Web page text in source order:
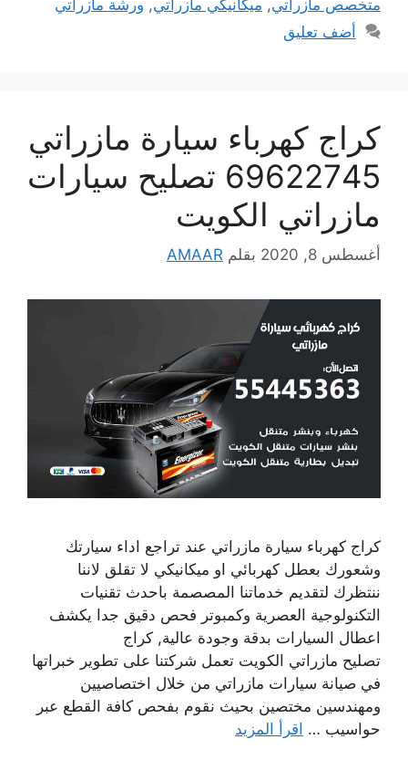
متخصص مازراتي, ميكانيكي مازراتي, ورشة مازراتي
أضف تعليق
كراج كهرباء سيارة مازراتي
69622745 تصليح سيارات
مازراتي الكويت
أغسطس 8, 2020 بقلم AMAAR
كراج كهرباء سيارة مازراتي عند تراجع اداء سيارتك
وشعورك بعطل كهربائي او ميكانيكي لا تقلق لاننا
ننتظرك لتقديم خدماتنا المصصمة باحدث تقنيات
التكنولوجية العصرية وكمبوتر فحص دقيق جدا يكشف
اعطال السيارات بدقة وجودة عالية, كراج
تصليح مازراتي الكويت تعمل شركتنا على تطوير خبراتها
في صيانة سيارات مازراتي من خلال اختصاصيين
ومهندسين مختصين بحيث نقوم بفحص كافة القطع عبر
حواسيب … اقرأ المزيد